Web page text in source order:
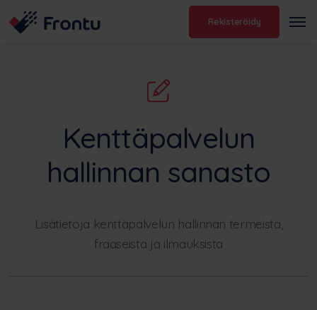
Rekisteröidy
Kenttäpalvelun
hallinnan sanasto
Lisätietoja kenttäpalvelun hallinnan termeistä,
fraaseista ja ilmauksista